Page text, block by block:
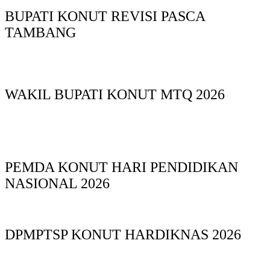
BUPATI KONUT REVISI PASCA
TAMBANG
WAKIL BUPATI KONUT MTQ 2026
PEMDA KONUT HARI PENDIDIKAN
NASIONAL 2026
DPMPTSP KONUT HARDIKNAS 2026